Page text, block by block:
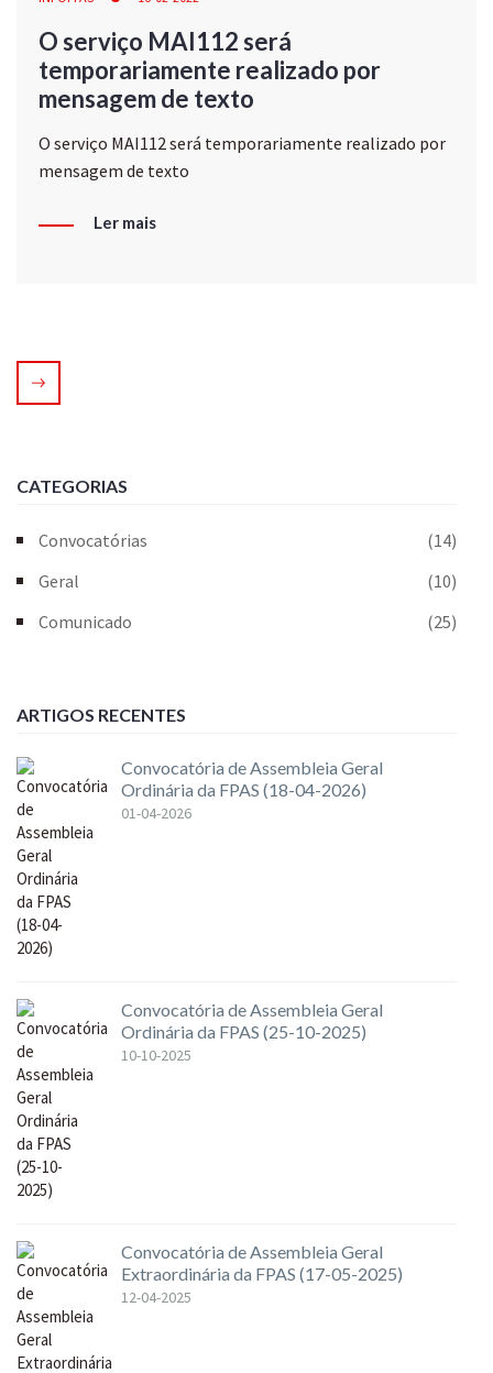
O serviço MAI112 será
temporariamente realizado por
mensagem de texto
O serviço MAI112 será temporariamente realizado por
mensagem de texto
Ler mais
CATEGORIAS
Convocatórias
(14)
Geral
(10)
Comunicado
(25)
ARTIGOS RECENTES
Convocatória de Assembleia Geral
Ordinária da FPAS (18-04-2026)
01-04-2026
Convocatória de Assembleia Geral
Ordinária da FPAS (25-10-2025)
10-10-2025
Convocatória de Assembleia Geral
Extraordinária da FPAS (17-05-2025)
12-04-2025